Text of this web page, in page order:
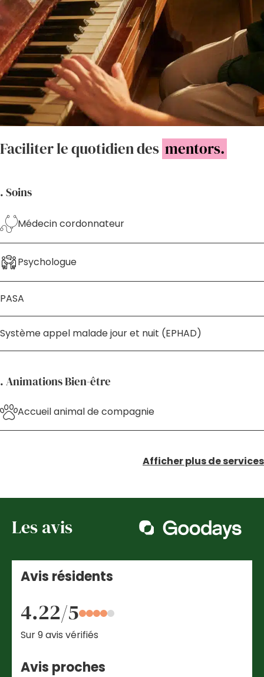
Faciliter le quotidien des mentors.
. Soins
Médecin cordonnateur
Psychologue
PASA
Système appel malade jour et nuit (EPHAD)
. Animations Bien-être
Accueil animal de compagnie
Afficher plus de services
Les avis
Avis résidents
4.22/5
Sur 9 avis vérifiés
Avis proches